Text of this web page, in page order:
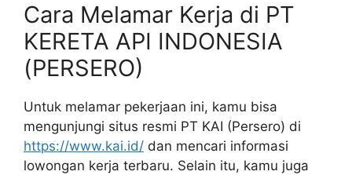
Cara Melamar Kerja di PT
KERETA API INDONESIA
(PERSERO)
Untuk melamar pekerjaan ini, kamu bisa
mengunjungi situs resmi PT KAI (Persero) di
https://www.kai.id/ dan mencari informasi
lowongan kerja terbaru. Selain itu, kamu juga